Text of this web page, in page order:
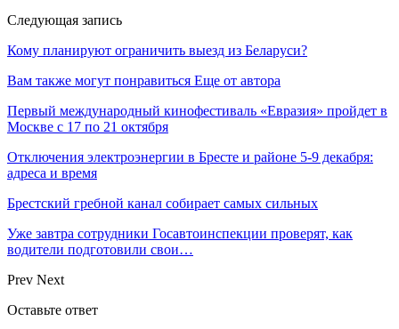
Следующая запись
Кому планируют ограничить выезд из Беларуси?
Вам также могут понравиться Еще от автора
Первый международный кинофестиваль «Евразия» пройдет в
Москве с 17 по 21 октября
Отключения электроэнергии в Бресте и районе 5-9 декабря:
адреса и время
Брестский гребной канал собирает самых сильных
Уже завтра сотрудники Госавтоинспекции проверят, как
водители подготовили свои…
Prev Next
Оставьте ответ